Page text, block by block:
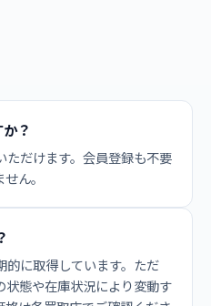
？
ただけます。会員登録も不要
ん。
的に取得しています。ただ
状態や在庫状況により変動す